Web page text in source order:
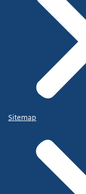
Sitemap